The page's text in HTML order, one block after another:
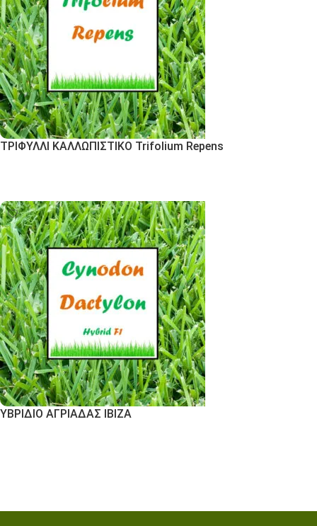
ΤΡΙΦΥΛΛΙ ΚΑΛΛΩΠΙΣΤΙΚΟ Trifolium Repens
ΥΒΡΙΔΙΟ ΑΓΡΙΑΔΑΣ IBIZA